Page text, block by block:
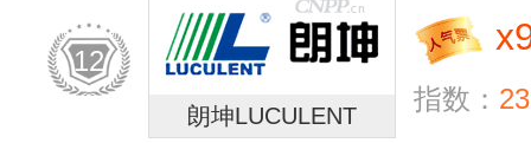
12
朗坤LUCULENT
x
指数：